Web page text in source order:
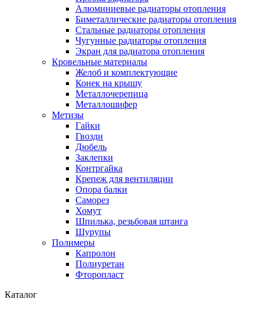
Алюминиевые радиаторы отопления
Биметаллические радиаторы отопления
Стальные радиаторы отопления
Чугунные радиаторы отопления
Экран для радиатора отопления
Кровельные материалы
Желоб и комплектующие
Конек на крышу
Металлочерепица
Металлошифер
Метизы
Гайки
Гвозди
Дюбель
Заклепки
Контргайка
Крепеж для вентиляции
Опора балки
Саморез
Хомут
Шпилька, резьбовая штанга
Шурупы
Полимеры
Капролон
Полиуретан
Фторопласт
Каталог